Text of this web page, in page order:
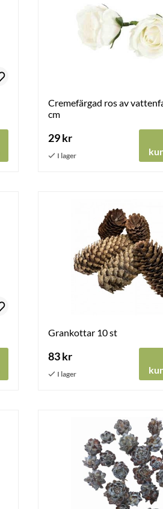
Cremefärgad ros av
cm
29 kr
Grankottar 10 st
83 kr